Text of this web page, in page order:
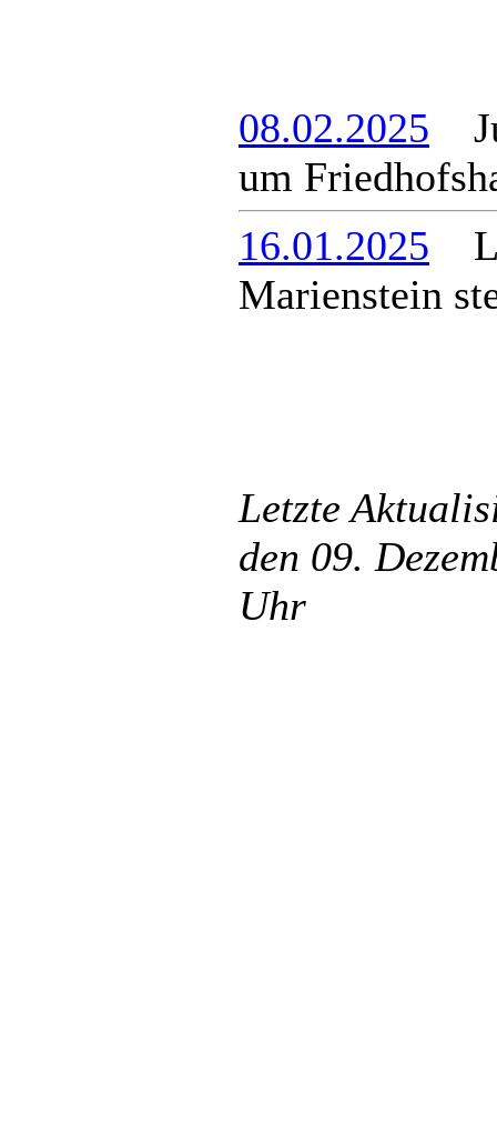
08.02.2025
um
16.01.2025
Marienstein
Letzte
den 09.
Uhr